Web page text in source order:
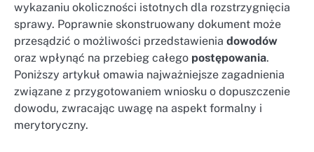
wykazaniu okoliczności istotnych dla rozstrzygnięcia
sprawy. Poprawnie skonstruowany dokument może
przesądzić o możliwości przedstawienia dowodów
oraz wpłynąć na przebieg całego postępowania.
Poniższy artykuł omawia najważniejsze zagadnienia
związane z przygotowaniem wniosku o dopuszczenie
dowodu, zwracając uwagę na aspekt formalny i
merytoryczny.